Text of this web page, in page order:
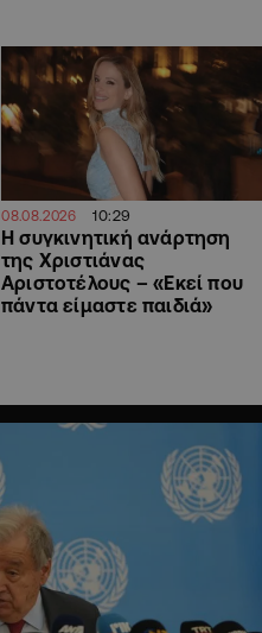
08.08.2026 10:29
H συγκινητική ανάρτηση
της Χριστιάνας
Αριστοτέλους – «Εκεί που
πάντα είμαστε παιδιά»